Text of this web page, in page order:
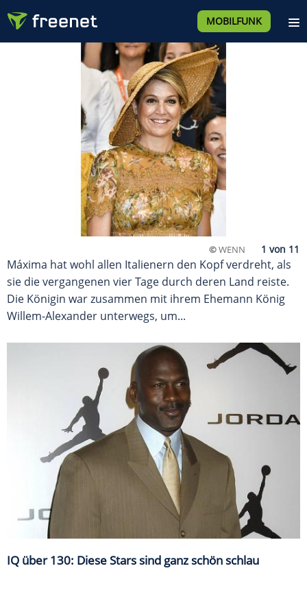
MOBILFUNK
©WENN
Máxima hat wohl allen Italienern den Kopf verdreht, als
sie die vergangenen vier Tage durch deren Land reiste.
Die Königin war zusammen mit ihrem Ehemann König
Willem-Alexander unterwegs, um...
IQ über 130: Diese Stars sind ganz schön schlau